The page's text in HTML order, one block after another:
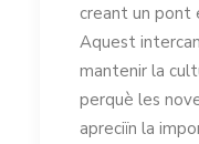
creant un pont
Aquest
mantenir la
perquè les
apreciïn la